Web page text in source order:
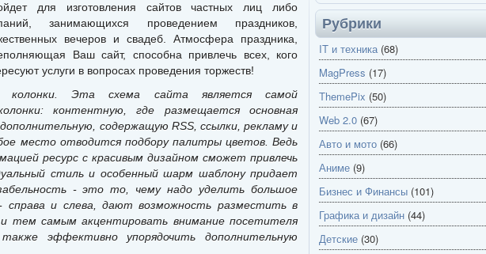
для изготовления сайтов частных лиц либо
занимающихся проведением праздников,
вечеров и свадеб. Атмосфера праздника,
Ваш сайт, способна привлечь всех, кого
услуги в вопросах проведения торжеств!
Эта схема сайта является самой
контентную, где размещается основная
содержащую RSS, ссылки, рекламу и
место отводится подбору палитры цветов. Ведь
ресурс с красивым дизайном сможет привлечь
стиль и особенный шарм шаблону придает
- это то, чему надо уделить большое
справа и слева, дают возможность разместить в
тем самым акцентировать внимание посетителя
эффективно упорядочить дополнительную
Рубрики
IT и техника(68)
MagPress (17)
ThemePix (50)
Web 2.0 (67)
Авто и мото (66)
Аниме (9)
Бизнес и Финансы (101)
Графика и дизайн (44)
Детские (30)